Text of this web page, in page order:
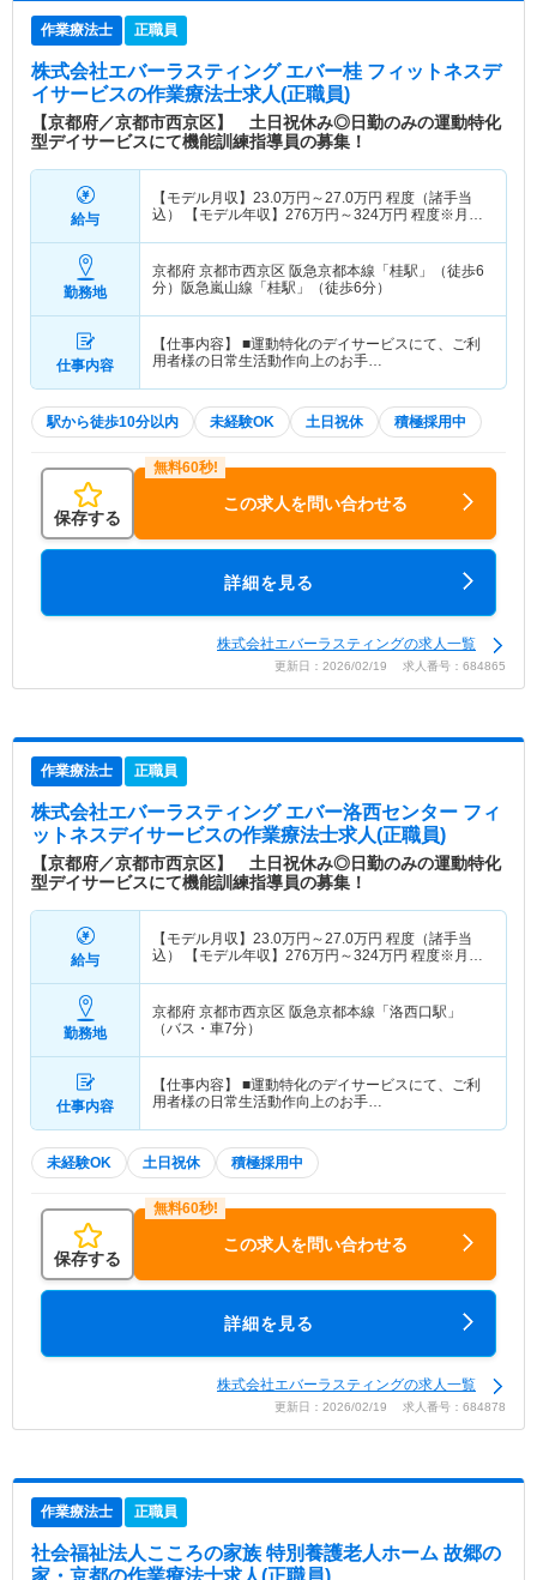
作業療法士 正職員
株式会社エバーラスティング エバー桂 フィットネスデ
イサービスの作業療法士求人(正職員)
【京都府／京都市西京区】 土日祝休み◎日勤のみの運動特化
型デイサービスにて機能訓練指導員の募集！
給与
【モデル月収】 23.0万円～27.0万円 程度（諸手当
込） 【モデル年収】 276万円～324万円 程度※月収
勤務地
京都府 京都市西京区 阪急京都本線「桂駅」（徒歩6
分）阪急嵐山線「桂駅」（徒歩6分）
仕事内容
【仕事内容】 ■運動特化のデイサービスにて、ご利
用者様の日常生活動作向上のお手…
駅から徒歩10分以内 未経験OK 土日祝休 積極採用中
保存する
この求人を問い合わせる
詳細を見る
株式会社エバーラスティングの求人一覧
更新日：2026/02/19 求人番号：684865
作業療法士 正職員
株式会社エバーラスティング エバー洛西センター フィ
ットネスデイサービスの作業療法士求人(正職員)
【京都府／京都市西京区】 土日祝休み◎日勤のみの運動特化
型デイサービスにて機能訓練指導員の募集！
給与
【モデル月収】 23.0万円～27.0万円 程度（諸手当
込） 【モデル年収】 276万円～324万円 程度※月収
勤務地
京都府 京都市西京区 阪急京都本線「洛西口駅」
（バス・車7分）
仕事内容
【仕事内容】 ■運動特化のデイサービスにて、ご利
用者様の日常生活動作向上のお手…
未経験OK 土日祝休 積極採用中
保存する
この求人を問い合わせる
詳細を見る
株式会社エバーラスティングの求人一覧
更新日：2026/02/19 求人番号：684878
作業療法士 正職員
社会福祉法人こころの家族 特別養護老人ホーム 故郷の
家・京都の作業療法士求人(正職員)